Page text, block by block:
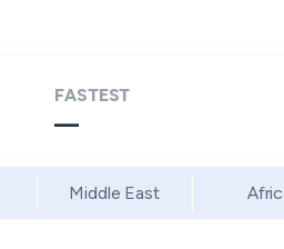
FASTEST
—
Middle East